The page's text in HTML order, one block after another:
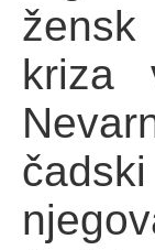
kriza